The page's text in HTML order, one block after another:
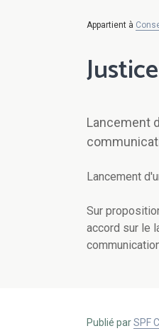
Appartient à
Lancement
Lancement
Sur
accord sur le
Publié parSPF